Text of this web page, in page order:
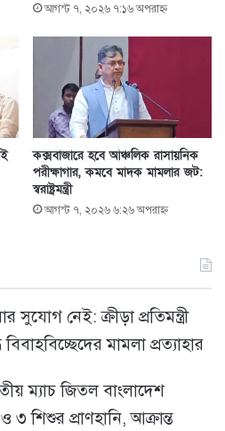
আগস্ট ৭, ২০২৬ ৭:১৬ অপরাহ্ণ
কক্সবাজারে হবে আঞ্চলিক রাসায়নিক
পরীক্ষাগার, কমবে মাদক মামলার জট:
স্বরাষ্ট্রমন্ত্রী
আগস্ট ৭, ২০২৬ ৬:২৬ অপরাহ্ণ
সুযোগ নেই: ক্রীড়া প্রতিমন্ত্রী
মামলা প্রত্যাহার
ম্যাচ জিতল বাংলাদেশ
শিশুর প্রাণহানি, আক্রান্ত